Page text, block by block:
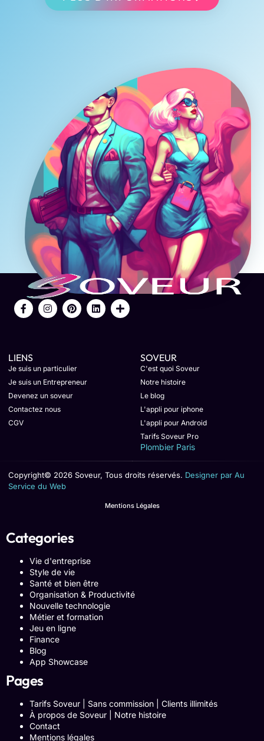
LIENS
Je suis un particulier
Je suis un Entrepreneur
Devenez un soveur
Contactez nous
CGV
SOVEUR
C'est quoi Soveur
Notre histoire
Le blog
L'appli pour iphone
L'appli pour Android
Tarifs Soveur Pro
Plombier Paris
Copyright© 2026 Soveur, Tous droits réservés. Designer par Au
Service du Web
Mentions Légales
Categories
Vie d'entreprise
Style de vie
Santé et bien être
Organisation & Productivité
Nouvelle technologie
Métier et formation
Jeu en ligne
Finance
Blog
App Showcase
Pages
Tarifs Soveur | Sans commission | Clients illimités
À propos de Soveur | Notre histoire
Contact
Mentions légales